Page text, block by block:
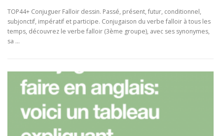
TOP44+ Conjuguer Falloir dessin. Passé, présent, futur, conditionnel,
subjonctif, impératif et participe. Conjugaison du verbe falloir à tous les
temps, découvrez le verbe falloir (3ème groupe), avec ses synonymes,
sa …